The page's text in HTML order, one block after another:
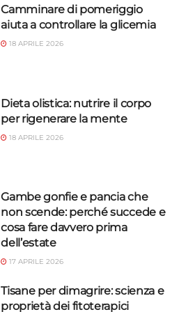
Camminare di pomeriggio
aiuta a controllare la glicemia
18 APRILE 2026
Dieta olistica: nutrire il corpo
per rigenerare la mente
18 APRILE 2026
Gambe gonfie e pancia che
non scende: perché succede e
cosa fare davvero prima
dell’estate
17 APRILE 2026
Tisane per dimagrire: scienza e
proprietà dei fitoterapici